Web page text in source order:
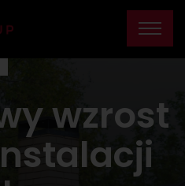
wzrost